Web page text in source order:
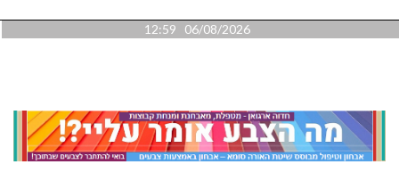
06/08/2026 12:59